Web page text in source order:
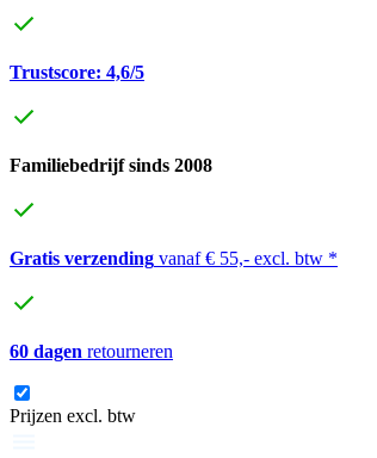
Trustscore: 4,6/5
Familiebedrijf sinds 2008
Gratis verzending vanaf € 55,- excl. btw *
60 dagen retourneren
Prijzen excl. btw